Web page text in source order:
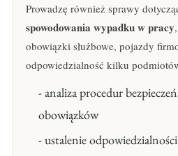
Prowadzę również sprawy
spowodowania wypadku w pracy
obowiązki służbowe, pojazdy
odpowiedzialność kilku
- analiza procedur
obowiązków
- ustalenie